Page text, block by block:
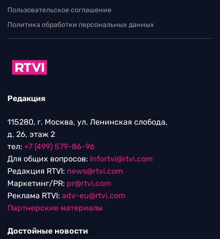
Пользовательское соглашение
Политика обработки персональных данных
Редакция
115280, г. Москва, ул. Ленинская слобода,
д. 26, этаж 2
тел: +7 (499) 579-86-96
Для общих вопросов: Infortvi@rtvi.com
Редакция RTVI: news@rtvi.com
Маркетинг/PR: pr@rtvi.com
Реклама RTVI: adv-eu@rtvi.com
Партнерские материалы
Достойные новости